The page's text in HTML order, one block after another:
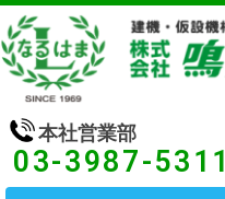
本社営業部
03-3987-5311